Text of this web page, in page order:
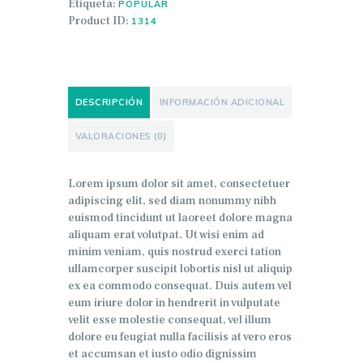
Etiqueta: POPULAR
Product ID: 1314
DESCRIPCIÓN INFORMACIÓN ADICIONAL
VALORACIONES (0)
Lorem ipsum dolor sit amet, consectetuer
adipiscing elit, sed diam nonummy nibh
euismod tincidunt ut laoreet dolore magna
aliquam erat volutpat. Ut wisi enim ad
minim veniam, quis nostrud exerci tation
ullamcorper suscipit lobortis nisl ut aliquip
ex ea commodo consequat. Duis autem vel
eum iriure dolor in hendrerit in vulputate
velit esse molestie consequat, vel illum
dolore eu feugiat nulla facilisis at vero eros
et accumsan et iusto odio dignissim